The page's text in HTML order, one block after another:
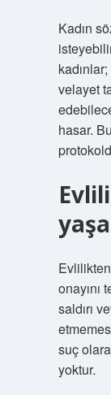
Kadın
velayet
hasar.
onayını
saldırı
suç
yoktur.